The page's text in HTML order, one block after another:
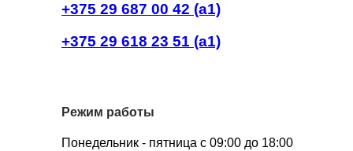
+375 29 687 00 42 (a1)
+375 29 618 23 51 (a1)
Режим работы
Понедельник - пятница с 09:00 до 18:00